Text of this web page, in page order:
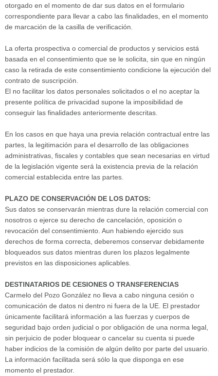
otorgado en el momento de dar sus datos en el formulario
correspondiente para llevar a cabo las finalidades, en el momento
de marcación de la casilla de verificación.
La oferta prospectiva o comercial de productos y servicios está
basada en el consentimiento que se le solicita, sin que en ningún
caso la retirada de este consentimiento condicione la ejecución del
contrato de suscripción.
El no facilitar los datos personales solicitados o el no aceptar la
presente política de privacidad supone la imposibilidad de
conseguir las finalidades anteriormente descritas.
En los casos en que haya una previa relación contractual entre las
partes, la legitimación para el desarrollo de las obligaciones
administrativas, fiscales y contables que sean necesarias en virtud
de la legislación vigente será la existencia previa de la relación
comercial establecida entre las partes.
PLAZO DE CONSERVACIÓN DE LOS DATOS:
Sus datos se conservarán mientras dure la relación comercial con
nosotros o ejerce su derecho de cancelación, oposición o
revocación del consentimiento. Aun habiendo ejercido sus
derechos de forma correcta, deberemos conservar debidamente
bloqueados sus datos mientras duren los plazos legalmente
previstos en las disposiciones aplicables.
DESTINATARIOS DE CESIONES O TRANSFERENCIAS
Carmelo del Pozo González no lleva a cabo ninguna cesión o
comunicación de datos ni dentro ni fuera de la UE. El prestador
únicamente facilitará información a las fuerzas y cuerpos de
seguridad bajo orden judicial o por obligación de una norma legal,
sin perjuicio de poder bloquear o cancelar su cuenta si puede
haber indicios de la comisión de algún delito por parte del usuario.
La información facilitada será sólo la que disponga en ese
momento el prestador.